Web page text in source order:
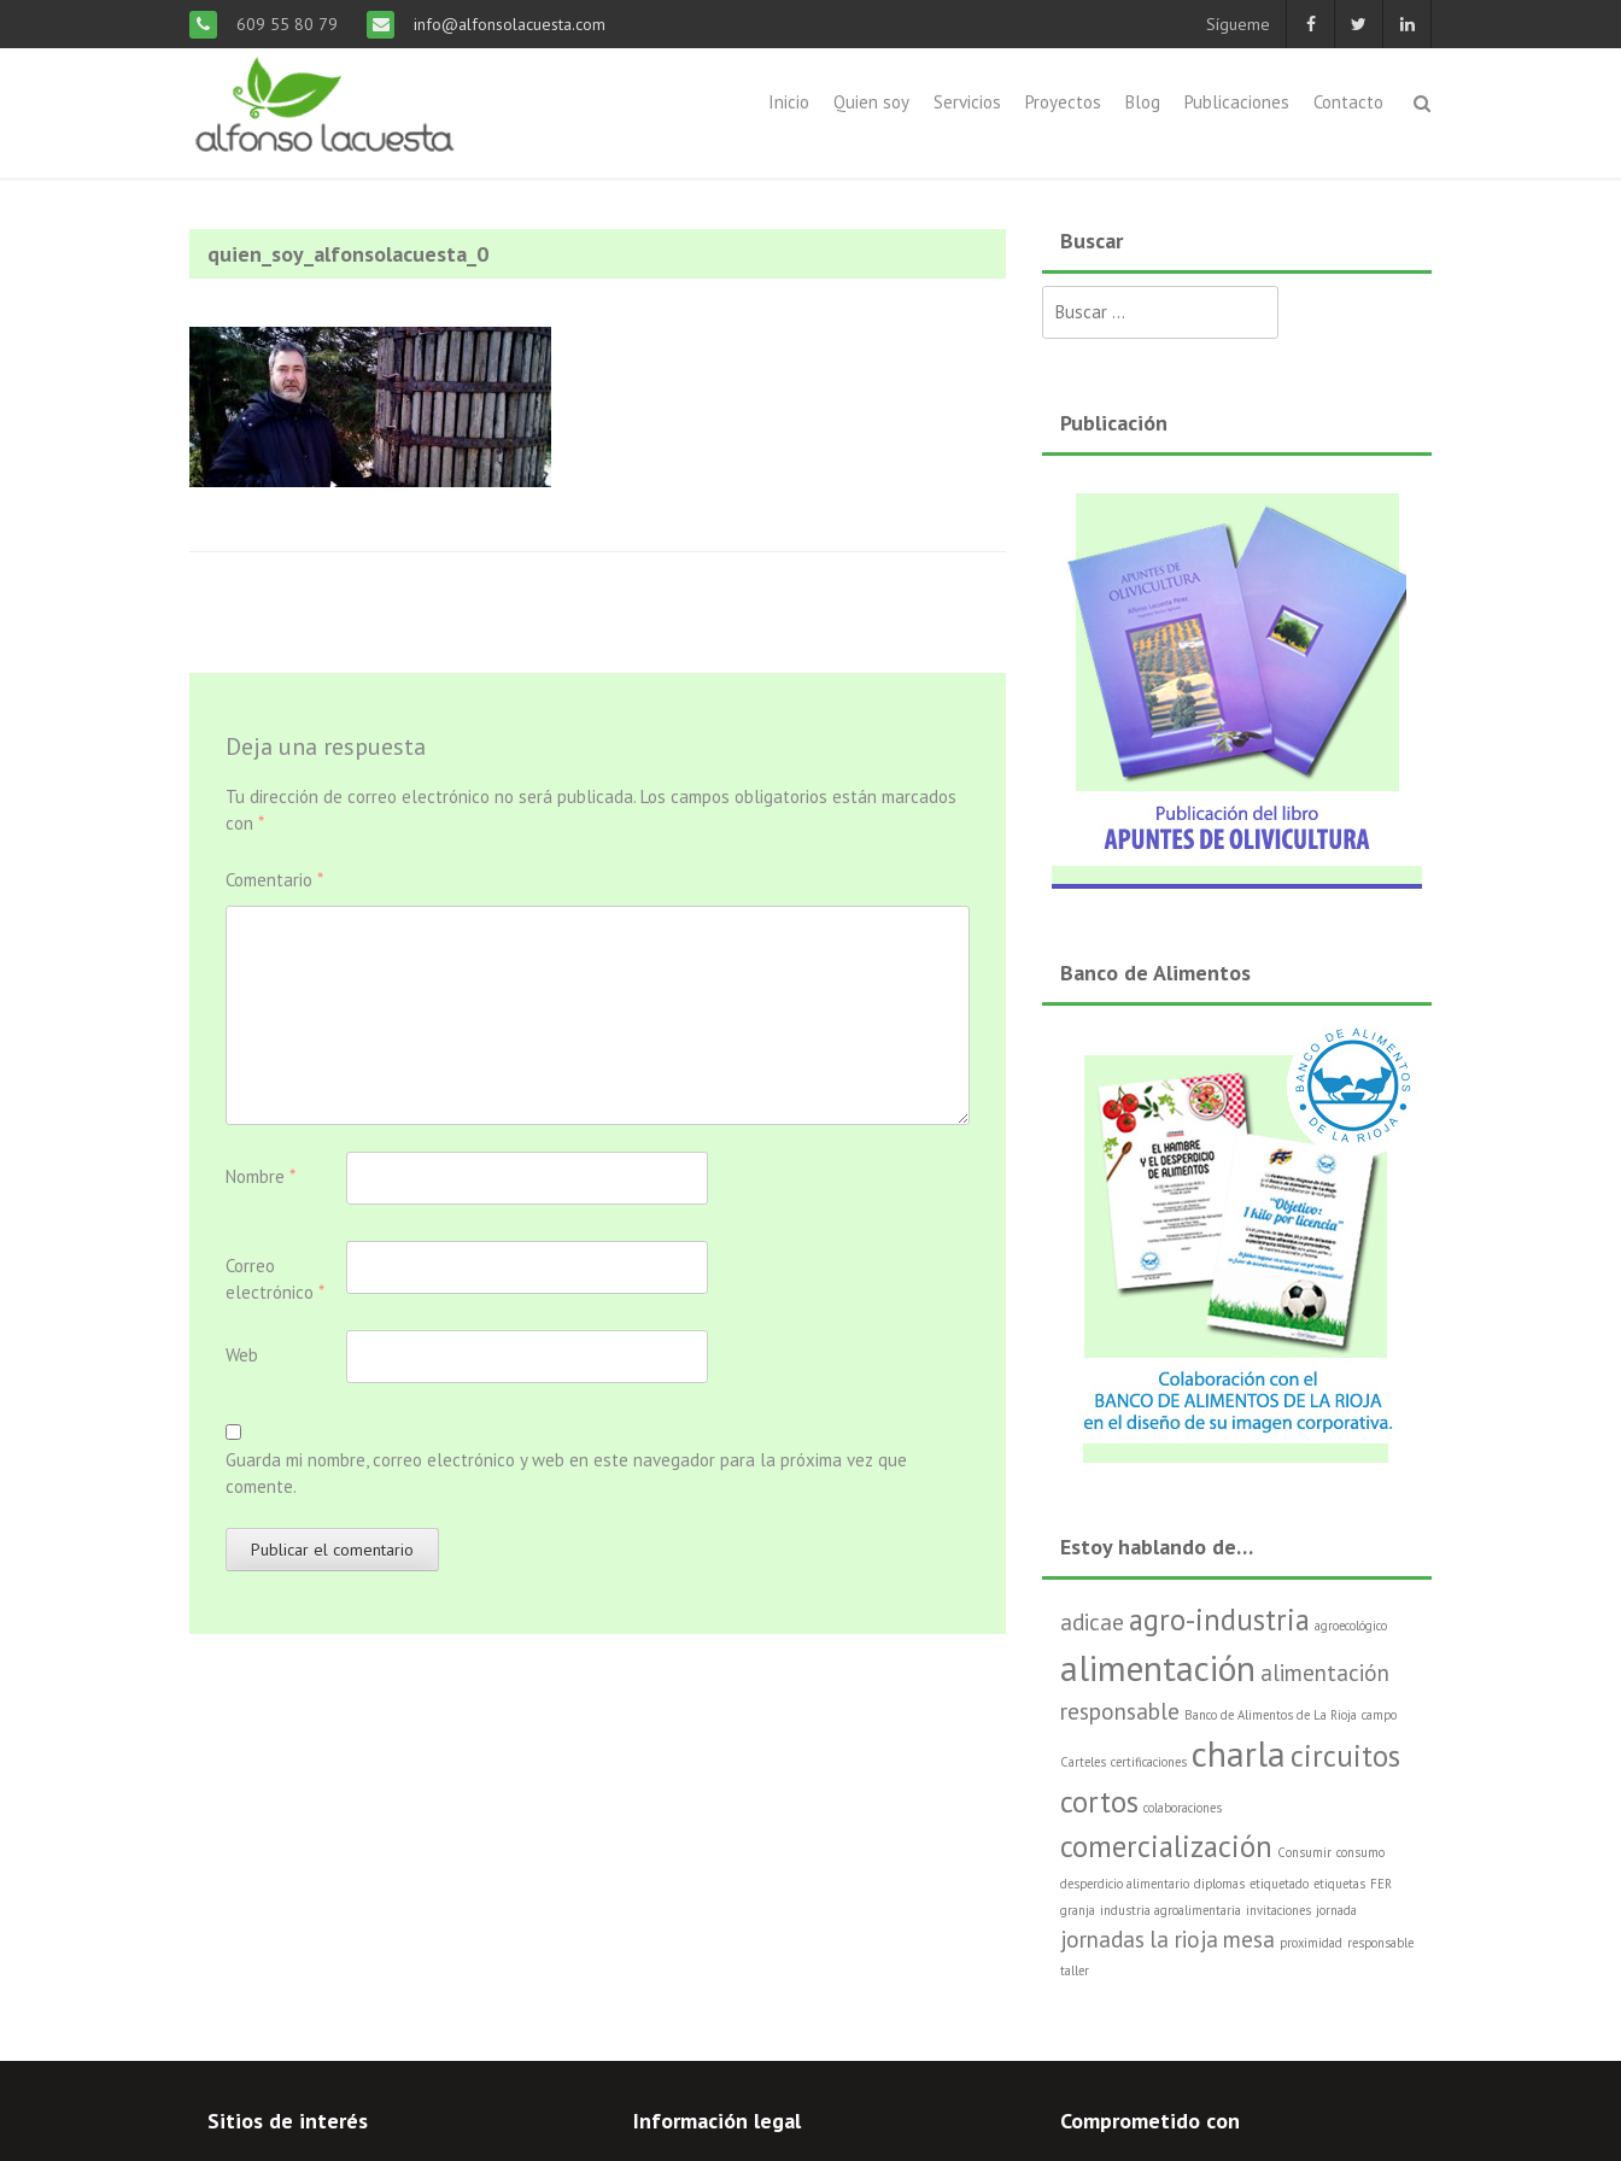
609 55 80 79 info@alfonsolacuesta.com Sígueme
Inicio Quien soy Servicios Proyectos Blog Publicaciones Contacto
quien_soy_alfonsolacuesta_0
Deja una respuesta
Tu dirección de correo electrónico no será publicada. Los campos obligatorios están marcados
con *
Comentario *
Nombre *
Correo
electrónico *
Web
Guarda mi nombre, correo electrónico y web en este navegador para la próxima vez que
comente.
Buscar
Publicación
Banco de Alimentos
Estoy hablando de…
adicae agro-industria agroecológico
alimentación alimentación
responsable Banco de Alimentos de La Rioja campo
Carteles certificaciones charla circuitos
cortos colaboraciones
comercialización Consumir consumo
desperdicio alimentario diplomas etiquetado etiquetas FER
granja industria agroalimentaria invitaciones jornada
jornadas la rioja mesa proximidad responsable
taller
Sitios de interés Información legal Comprometido con